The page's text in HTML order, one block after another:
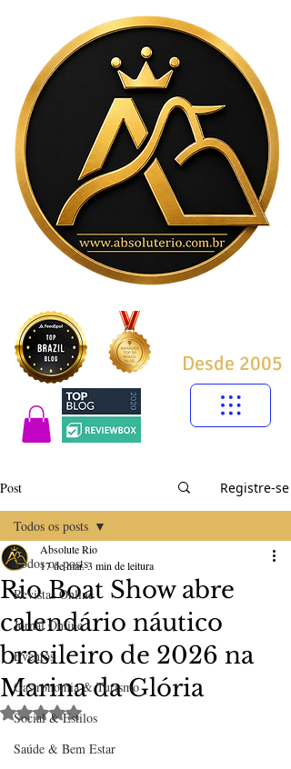
Desde 2005
Post Registre-se
Todos os posts
Revistas Online
Jornal Online
Eventos
Gastronomia & Turismo
Social & Estilos
Saúde & Bem Estar
Todos os posts
Rio Boat Show abre
calendário náutico
brasileiro de 2026 na
Marina da Glória
Absolute Rio
17 de mar.3 min de leitura
Avaliado com NaN de 5 estrelas.